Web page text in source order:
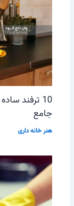
10 ترفند
جامع
هنر خانه داری